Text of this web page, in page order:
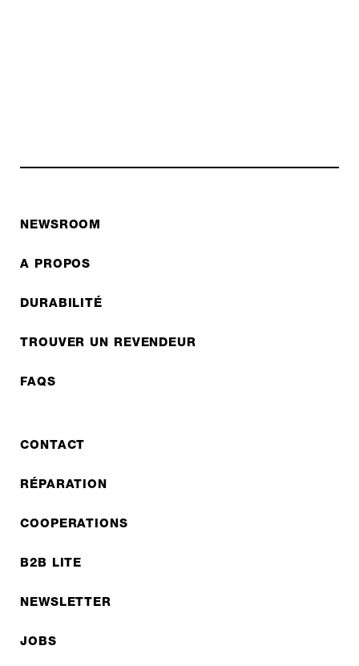
NEWSROOM
A PROPOS
DURABILITÉ
TROUVER UN REVENDEUR
FAQS
CONTACT
RÉPARATION
COOPERATIONS
B2B LITE
NEWSLETTER
JOBS